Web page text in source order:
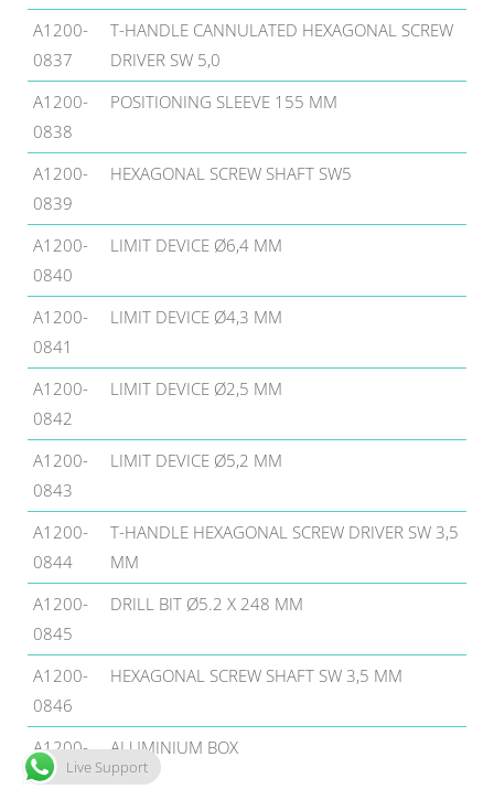
A1200-
0837
T-HANDLE CANNULATED HEXAGONAL SCREW
DRIVER SW 5,0
A1200-
0838
POSITIONING SLEEVE 155 MM
A1200-
0839
HEXAGONAL SCREW SHAFT SW5
A1200-
0840
LIMIT DEVICE Ø6,4 MM
A1200-
0841
LIMIT DEVICE Ø4,3 MM
A1200-
0842
LIMIT DEVICE Ø2,5 MM
A1200-
0843
LIMIT DEVICE Ø5,2 MM
A1200-
0844
T-HANDLE HEXAGONAL SCREW DRIVER SW 3,5
MM
A1200-
0845
DRILL BIT Ø5.2 X 248 MM
A1200-
0846
HEXAGONAL SCREW SHAFT SW 3,5 MM
A1200-
0847
ALUMINIUM BOX
Live Support